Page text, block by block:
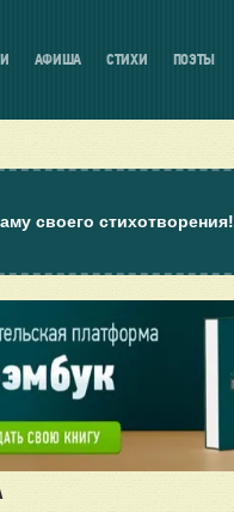
АФИША СТИХИ ПОЭТЫ
своего стихотворения!